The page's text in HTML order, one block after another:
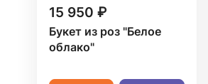
15 950 ₽
Букет из роз "Белое
облако"